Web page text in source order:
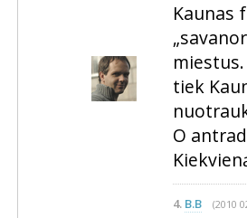
Kaunas
tiek
O
4. B.B (2010